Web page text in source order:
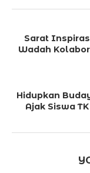
Sarat
Wadah
Hidupkan
Ajak Siswa